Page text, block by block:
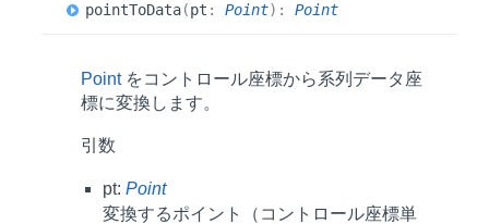
pointToData(pt : Point) : Point
Pointをコントロール座標から系列データ座
標に変換します。
引数
pt: Point
変換するポイント（コントロール座標単